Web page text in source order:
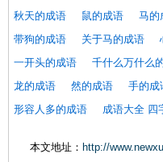
秋天的成语
鼠的成语 马的
带狗的成语
关于马的成语
一开头的成语
千什么万什么
龙的成语
然的成语 手的成
形容人多的成语
成语大全 四
本文地址： http://